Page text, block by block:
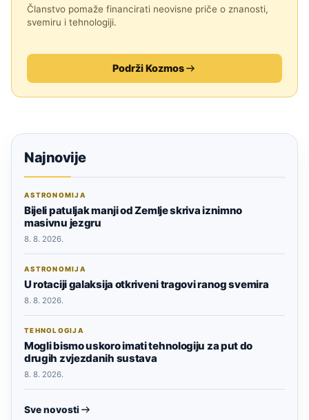
Članstvo pomaže financirati neovisne priče o znanosti,
svemiru i tehnologiji.
Podrži Kozmos
Najnovije
ASTRONOMIJA
Bijeli patuljak manji od Zemlje skriva iznimno
masivnu jezgru
8. 8. 2026.
ASTRONOMIJA
U rotaciji galaksija otkriveni tragovi ranog svemira
8. 8. 2026.
TEHNOLOGIJA
Mogli bismo uskoro imati tehnologiju za put do
drugih zvjezdanih sustava
8. 8. 2026.
Sve novosti